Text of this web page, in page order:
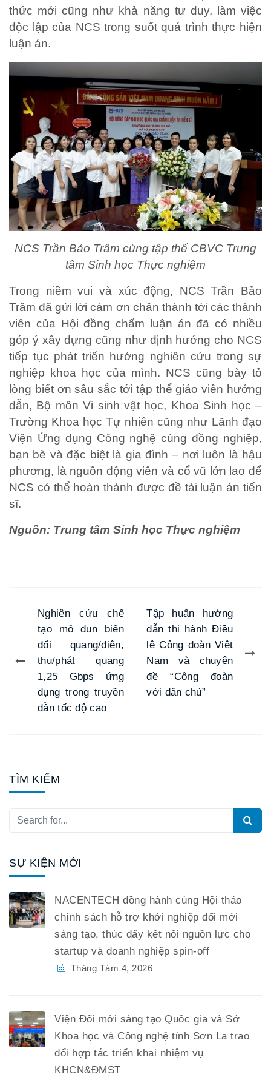
thức mới cũng như khả năng tư duy, làm việc
độc lập của NCS trong suốt quá trình thực hiện
luận án.
NCS Trần Bảo Trâm cùng tập thể CBVC Trung
tâm Sinh học Thực nghiệm
Trong niềm vui và xúc động, NCS Trần Bảo
Trâm đã gửi lời cảm ơn chân thành tới các thành
viên của Hội đồng chấm luận án đã có nhiều
góp ý xây dựng cũng như định hướng cho NCS
tiếp tục phát triển hướng nghiên cứu trong sự
nghiệp khoa học của mình. NCS cũng bày tỏ
lòng biết ơn sâu sắc tới tập thể giáo viên hướng
dẫn, Bộ môn Vi sinh vật học, Khoa Sinh học –
Trường Khoa học Tự nhiên cũng như Lãnh đạo
Viện Ứng dụng Công nghệ cùng đồng nghiệp,
bạn bè và đặc biệt là gia đình – nơi luôn là hậu
phương, là nguồn động viên và cổ vũ lớn lao để
NCS có thể hoàn thành được đề tài luận án tiến
sĩ.
Nguồn: Trung tâm Sinh học Thực nghiệm
Nghiên cứu chế
tạo mô đun biến
đổi quang/điện,
thu/phát quang
1,25 Gbps ứng
dụng trong truyền
dẫn tốc độ cao
Tập huấn hướng
dẫn thi hành Điều
lệ Công đoàn Việt
Nam và chuyên
đề “Công đoàn
với dân chủ”
TÌM KIẾM
SỰ KIỆN MỚI
NACENTECH đồng hành cùng Hội thảo
chính sách hỗ trợ khởi nghiệp đổi mới
sáng tạo, thúc đẩy kết nối nguồn lực cho
startup và doanh nghiệp spin-off
Tháng Tám 4, 2026
Viện Đổi mới sáng tạo Quốc gia và Sở
Khoa học và Công nghệ tỉnh Sơn La trao
đổi hợp tác triển khai nhiệm vụ
KHCN&ĐMST